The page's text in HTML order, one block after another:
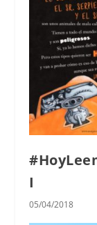
I
05/04/2018